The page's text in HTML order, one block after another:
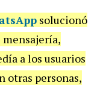
solucionó
a los usuarios
otras personas,